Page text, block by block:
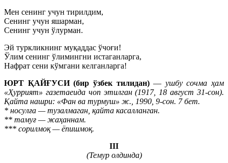
Мен сенинг учун тирилдим,
Сенинг учун яшарман,
Сенинг учун ўлурман.
Эй туркликнинг муқаддас ўчоғи!
Ўлим сенинг ўлимингни истаганларга,
Нафрат сени кўмгани келганларга!
ЮРТ ҚАЙҒУСИ (бир ўзбек тилидан)— ушбу сочма ҳам
«Ҳуррият» газетаеида чоп этилган (1917, 18 август 31-сон).
Қайта нашри: «Фан ва турмуш» ж., 1990, 9-сон. 7 бет.
* носулға — тузалмаган, қайта касалланган.
** тамуғ — жаҳаннам.
*** сорилмоқ — ёпишмоқ.
III
(Темур олдинда)